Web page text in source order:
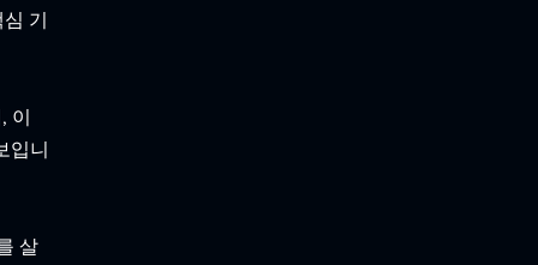
기
이
입니
살